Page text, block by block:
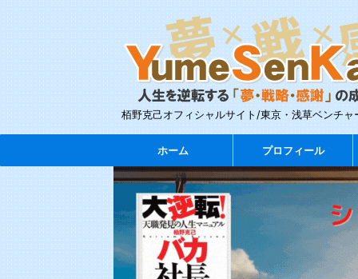
栢野克己オフィシャルサイト/東京・浅草ベンチ
ホーム プロフィール